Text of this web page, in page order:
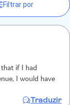
Filtrar por
if I had
I would have
Traduzir